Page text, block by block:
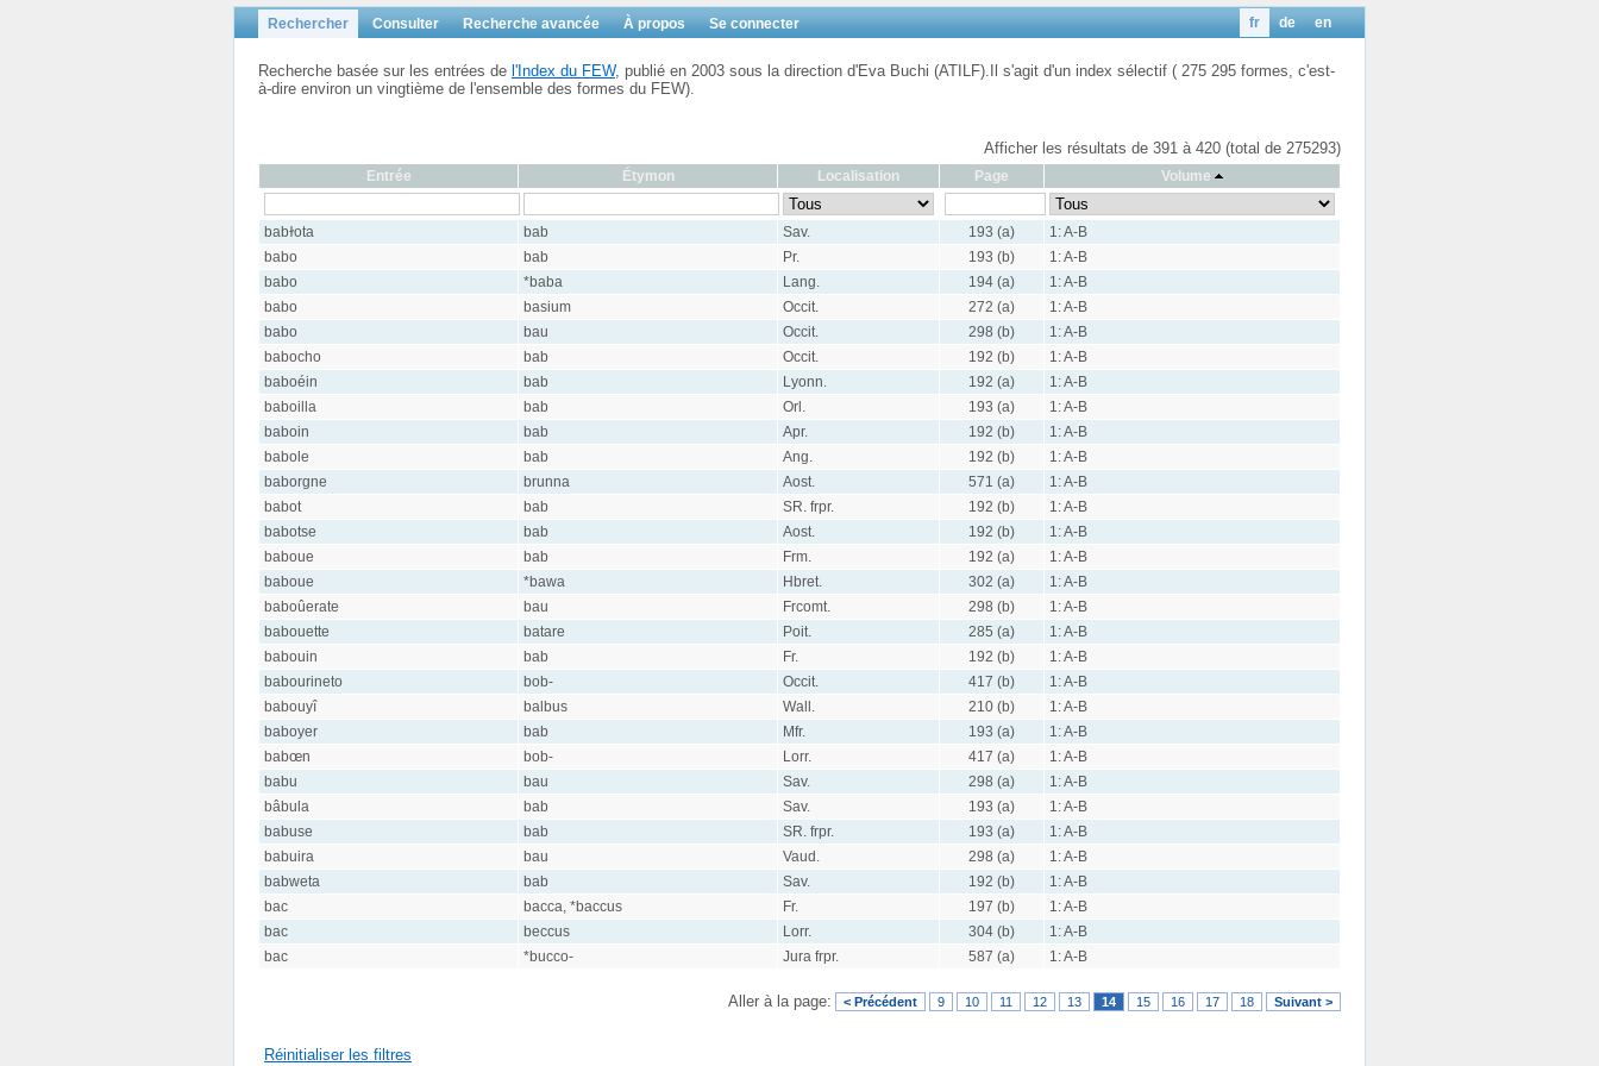
Rechercher Consulter Recherche avancée À propos Se connecter en
de
fr
Recherche basée sur les entrées de l'Index du FEW, publié en 2003 sous la direction d'Eva Buchi (ATILF).Il s'agit d'un index sélectif ( 275 295 formes, c'est-
à-dire environ un vingtième de l'ensemble des formes du FEW).
Afficher les résultats de 391 à 420 (total de 275293)
Entrée Étymon Localisation Page Volume
babɫota bab Sav. 193 (a)
1: A-B
babo
bab Pr. 193 (b)
1: A-B
babo
*baba Lang. 194 (a)
1: A-B
babo
basium Occit. 272 (a)
1: A-B
babo
bau Occit. 298 (b)
1: A-B
babocho
bab Occit. 192 (b)
1: A-B
baboéin
bab Lyonn. 192 (a)
1: A-B
baboilla
bab Orl. 193 (a)
1: A-B
baboin
bab Apr. 192 (b)
1: A-B
babole
bab Ang. 192 (b)
1: A-B
baborgne
brunna Aost. 571 (a)
1: A-B
babot
bab SR. frpr. 192 (b)
1: A-B
babotse
bab Aost. 192 (b)
1: A-B
baboue
bab Frm. 192 (a)
1: A-B
baboue
*bawa Hbret. 302 (a)
1: A-B
baboûerate
bau Frcomt. 298 (b)
1: A-B
babouette
batare Poit. 285 (a)
1: A-B
babouin
bab Fr. 192 (b)
1: A-B
babourineto
bob- Occit. 417 (b)
1: A-B
babouyî
balbus Wall. 210 (b)
1: A-B
baboyer
bab Mfr. 193 (a)
1: A-B
babœn
bob- Lorr. 417 (a)
1: A-B
babu
bau Sav. 298 (a)
1: A-B
bâbula
bab Sav. 193 (a)
1: A-B
babuse
bab SR. frpr. 193 (a)
1: A-B
babuira
bau Vaud. 298 (a)
1: A-B
babweta
bab Sav. 192 (b)
1: A-B
bac
bacca, *baccus Fr. 197 (b)
1: A-B
bac
beccus Lorr. 304 (b)
1: A-B
bac
*bucco- Jura frpr. 587 (a) 1: A-B
Aller à la page: < Précédent 9 10 11 12 13 14 15 16 17 18 Suivant >
Réinitialiser les filtres